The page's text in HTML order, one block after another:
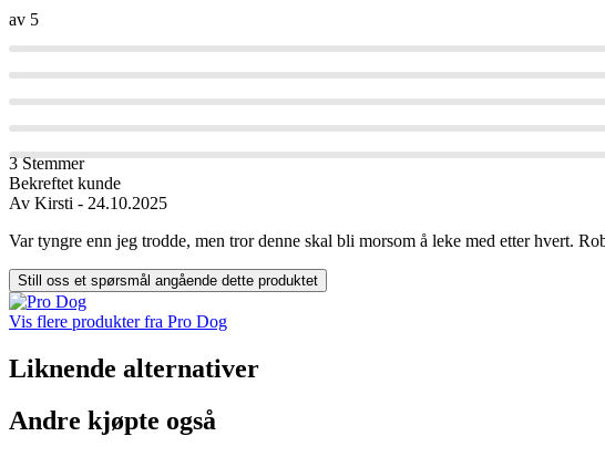
av 5
3 Stemmer
Bekreftet kunde
Av Kirsti - 24.10.2025
Var tyngre enn jeg trodde, men tror denne skal bli morsom å leke med etter hvert.
Still oss et spørsmål angående dette produktet
Vis flere produkter fra Pro Dog
Liknende alternativer
Andre kjøpte også